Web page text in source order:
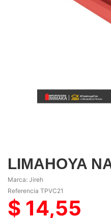
LIMAHOYA
Marca: Jireh
Referencia TPVC21
$ 14,55